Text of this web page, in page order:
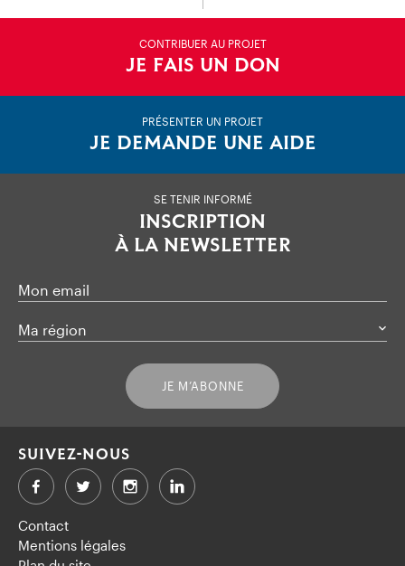
CONTRIBUER AU PROJET
JE FAIS UN DON
PRÉSENTER UN PROJET
JE DEMANDE UNE AIDE
SE TENIR INFORMÉ
INSCRIPTION
À LA NEWSLETTER
Mon email
Ma région
JE M’ABONNE
Contact
Mentions légales
SUIVEZ-NOUS
FacebookTwitter LinkedIn